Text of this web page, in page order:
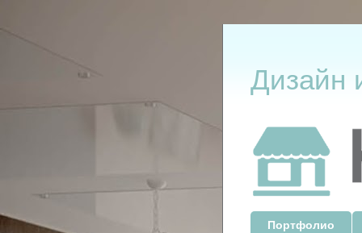
Дизайн
Портфолио